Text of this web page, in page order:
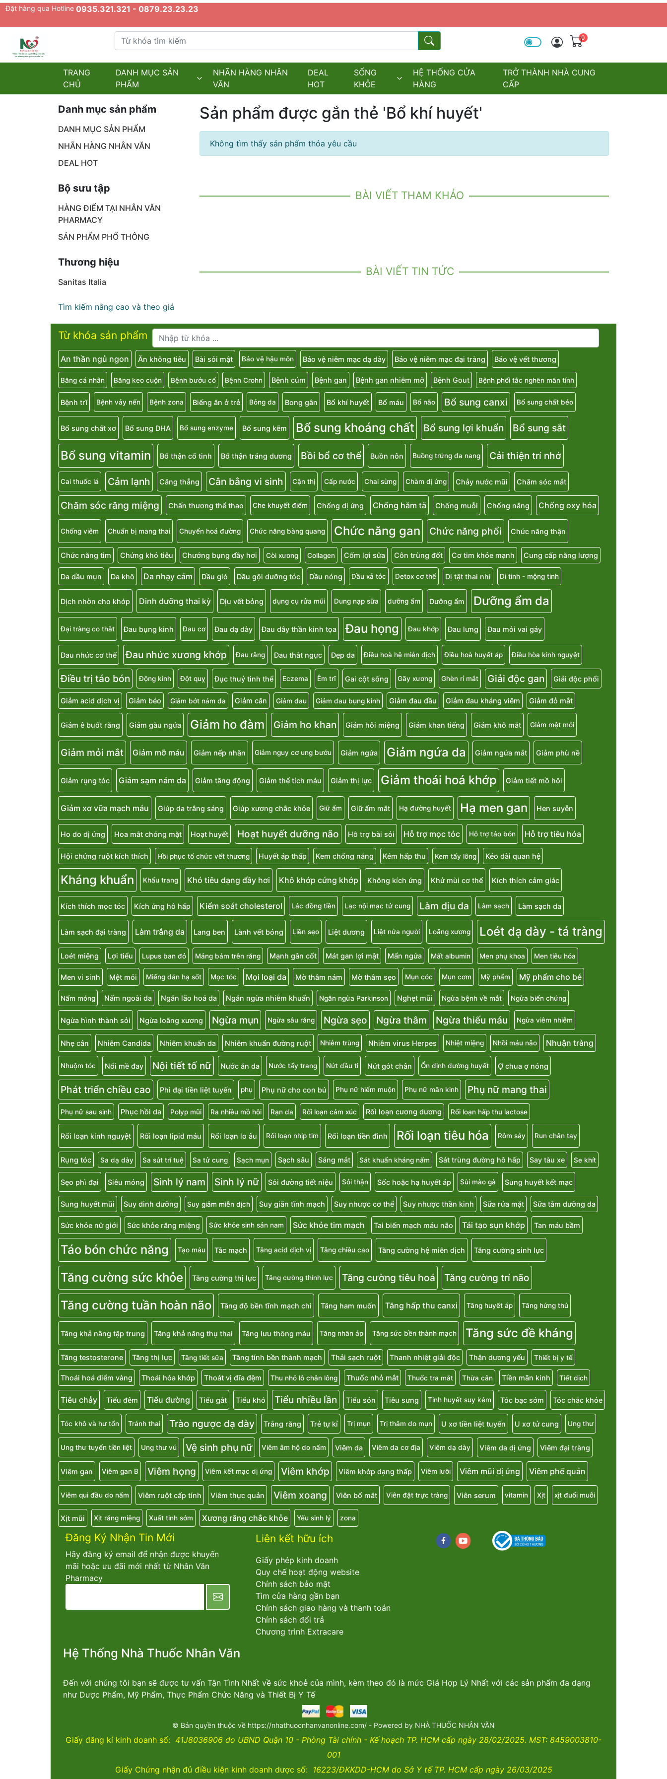
Đặt hàng qua Hotline 0935.321.321 - 0879.23.23.23
admin.configuration.shipping.providers.fields.logo
Từ khóa tìm kiếm
Từ khóa tìm kiếm
0
TRANG
CHỦ
DANH MỤC SẢN
PHẨM
NHÃN HÀNG NHÂN
VĂN
DEAL
HOT
SỐNG
KHỎE
HỆ THỐNG CỬA
HÀNG
TRỞ THÀNH NHÀ CUNG
CẤP
Sản phẩm được gắn thẻ 'Bổ khí huyết'
Không tìm thấy sản phẩm thỏa yêu cầu
BÀI VIẾT THAM KHẢO
BÀI VIẾT TIN TỨC
Danh mục sản phẩm
DANH MỤC SẢN PHẨM
NHÃN HÀNG NHÂN VĂN
DEAL HOT
Bộ sưu tập
HÀNG ĐIỂM TẠI NHÂN VĂN
PHARMACY
SẢN PHẨM PHỔ THÔNG
Thương hiệu
Sanitas Italia
Tìm kiếm nâng cao và theo giá
Từ khóa sản phẩm
An thần ngủ ngon Ăn không tiêu Bài sỏi mật Bảo vệ hậu môn Bảo vệ niêm mạc dạ dày Bảo vệ niêm mạc đại tràng Bảo vệ vết thương
Băng cá nhân Băng keo cuộn Bệnh bướu cổ Bệnh Crohn Bệnh cúm Bệnh gan Bệnh gan nhiễm mỡ Bệnh Gout Bệnh phổi tắc nghẽn mãn tính
Bệnh trĩ Bệnh vảy nến Bệnh zona Biếng ăn ở trẻ Bỏng da Bong gân Bổ khí huyết Bổ máu Bổ não Bổ sung canxi Bổ sung chất béo
Bổ sung chất xơ Bổ sung DHA Bổ sung enzyme Bổ sung kẽm Bổ sung khoáng chất Bổ sung lợi khuẩn Bổ sung sắt
Bổ sung vitamin Bổ thận cố tinh Bổ thận tráng dương Bồi bổ cơ thể Buồn nôn Buồng trứng đa nang Cải thiện trí nhớ
Cai thuốc lá Cảm lạnh Căng thẳng Cân bằng vi sinh Cận thị Cấp nước Chai sừng Chàm dị ứng Chảy nước mũi Chăm sóc mắt
Chăm sóc răng miệng Chấn thương thể thao Che khuyết điểm Chống dị ứng Chống hăm tã Chống muỗi Chống nắng Chống oxy hóa
Chống viêm Chuẩn bị mang thai Chuyển hoá đường Chức năng bàng quang Chức năng gan Chức năng phổi Chức năng thận
Chức năng tim Chứng khó tiêu Chướng bụng đầy hơi Còi xương Collagen Cốm lợi sữa Côn trùng đốt Cơ tim khỏe mạnh Cung cấp năng lượng
Da dầu mụn Da khô Da nhạy cảm Dầu gió Dầu gội dưỡng tóc Dầu nóng Dầu xả tóc Detox cơ thể Dị tật thai nhi Di tinh - mộng tinh
Dịch nhờn cho khớp Dinh dưỡng thai kỳ Dịu vết bỏng dụng cụ rửa mũi Dung nạp sữa dưỡng ẩm Dưỡng ẩm Dưỡng ẩm da
Đại tràng co thắt Đau bụng kinh Đau cơ Đau dạ dày Đau dây thần kinh tọa Đau họng Đau khớp Đau lưng Đau mỏi vai gáy
Đau nhức cơ thể Đau nhức xương khớp Đau răng Đau thắt ngực Đẹp da Điều hoà hệ miễn dịch Điều hoà huyết áp Điều hòa kinh nguyệt
Điều trị táo bón Động kinh Đột quỵ Đục thuỷ tinh thể Eczema Êm trĩ Gai cột sống Gãy xương Ghèn rỉ mắt Giải độc gan Giải độc phổi
Giảm acid dịch vị Giảm béo Giảm bớt nám da Giảm cân Giảm đau Giảm đau bụng kinh Giảm đau đầu Giảm đau kháng viêm Giảm đỏ mắt
Giảm ê buốt răng Giảm gàu ngứa Giảm ho đàm Giảm ho khan Giảm hôi miệng Giảm khan tiếng Giảm khô mắt Giảm mệt mỏi
Giảm mỏi mắt Giảm mỡ máu Giảm nếp nhăn Giảm nguy cơ ung bướu Giảm ngứa Giảm ngứa da Giảm ngứa mắt Giảm phù nề
Giảm rụng tóc Giảm sạm nám da Giảm tăng động Giảm thể tích máu Giảm thị lực Giảm thoái hoá khớp Giảm tiết mồ hôi
Giảm xơ vữa mạch máu Giúp da trắng sáng Giúp xương chắc khỏe Giữ ẩm Giữ ẩm mắt Hạ đường huyết Hạ men gan Hen suyễn
Ho do dị ứng Hoa mắt chóng mặt Hoạt huyết Hoạt huyết dưỡng não Hỗ trợ bài sỏi Hỗ trợ mọc tóc Hỗ trợ táo bón Hỗ trợ tiêu hóa
Hội chứng ruột kích thích Hồi phục tổ chức vết thương Huyết áp thấp Kem chống nắng Kém hấp thu Kem tẩy lông Kéo dài quan hệ
Kháng khuẩn Khẩu trang Khó tiêu dạng đầy hơi Khô khớp cứng khớp Không kích ứng Khử mùi cơ thể Kích thích cảm giác
Kích thích mọc tóc Kích ứng hô hấp Kiểm soát cholesterol Lác đồng tiền Lạc nội mạc tử cung Làm dịu da Làm sạch Làm sạch da
Làm sạch đại tràng Làm trắng da Lang ben Lành vết bỏng Liền sẹo Liệt dương Liệt nửa người Loãng xương Loét dạ dày - tá tràng
Loét miệng Lợi tiểu Lupus ban đỏ Mảng bám trên răng Mạnh gân cốt Mát gan lợi mật Mẩn ngứa Mất albumin Men phụ khoa Men tiêu hóa
Men vi sinh Mệt mỏi Miếng dán hạ sốt Mọc tóc Mọi loại da Mờ thâm nám Mờ thâm sẹo Mụn cóc Mụn cơm Mỹ phẩm Mỹ phẩm cho bé
Nấm móng Nấm ngoài da Ngăn lão hoá da Ngăn ngừa nhiễm khuẩn Ngăn ngừa Parkinson Nghẹt mũi Ngừa bệnh về mắt Ngừa biến chứng
Ngừa hình thành sỏi Ngừa loãng xương Ngừa mụn Ngừa sâu răng Ngừa sẹo Ngừa thâm Ngừa thiếu máu Ngừa viêm nhiễm
Nhẹ cân Nhiễm Candida Nhiễm khuẩn da Nhiễm khuẩn đường ruột Nhiễm trùng Nhiễm virus Herpes Nhiệt miệng Nhồi máu não Nhuận tràng
Nhuộm tóc Nổi mề đay Nội tiết tố nữ Nước ăn da Nước tẩy trang Nứt đầu ti Nứt gót chân Ổn định đường huyết Ợ chua ợ nóng
Phát triển chiều cao Phì đại tiền liệt tuyến phụ Phụ nữ cho con bú Phụ nữ hiếm muộn Phụ nữ mãn kinh Phụ nữ mang thai
Phụ nữ sau sinh Phục hồi da Polyp mũi Ra nhiều mồ hôi Rạn da Rối loạn cảm xúc Rối loạn cương dương Rối loạn hấp thu lactose
Rối loạn kinh nguyệt Rối loạn lipid máu Rối loạn lo âu Rối loạn nhịp tim Rối loạn tiền đình Rối loạn tiêu hóa Rôm sảy Run chân tay
Rụng tóc Sa dạ dày Sa sút trí tuệ Sa tử cung Sạch mụn Sạch sâu Sáng mắt Sát khuẩn kháng nấm Sát trùng đường hô hấp Say tàu xe Se khít
Sẹo phì đại Siêu mỏng Sinh lý nam Sinh lý nữ Sỏi đường tiết niệu Sỏi thận Sốc hoặc hạ huyết áp Sùi mào gà Sung huyết kết mạc
Sung huyết mũi Suy dinh dưỡng Suy giảm miễn dịch Suy giãn tĩnh mạch Suy nhược cơ thể Suy nhược thần kinh Sữa rửa mặt Sữa tắm dưỡng da
Sức khỏe nữ giới Sức khỏe răng miệng Sức khỏe sinh sản nam Sức khỏe tim mạch Tai biến mạch máu não Tái tạo sụn khớp Tan máu bầm
Táo bón chức năng Tạo máu Tắc mạch Tăng acid dịch vị Tăng chiều cao Tăng cường hệ miễn dịch Tăng cường sinh lực
Tăng cường sức khỏe Tăng cường thị lực Tăng cường thính lực Tăng cường tiêu hoá Tăng cường trí não
Tăng cường tuần hoàn não Tăng độ bền tĩnh mạch chi Tăng ham muốn Tăng hấp thu canxi Tăng huyết áp Tăng hứng thú
Tăng khả năng tập trung Tăng khả năng thụ thai Tăng lưu thông máu Tăng nhãn áp Tăng sức bền thành mạch Tăng sức đề kháng
Tăng testosterone Tăng thị lực Tăng tiết sữa Tăng tính bền thành mạch Thải sạch ruột Thanh nhiệt giải độc Thận dương yếu Thiết bị y tế
Thoái hoá điểm vàng Thoái hóa khớp Thoát vị đĩa đệm Thu nhỏ lỗ chân lông Thuốc nhỏ mắt Thuốc tra mắt Thừa cân Tiền mãn kinh Tiết dịch
Tiêu chảy Tiểu đêm Tiểu đường Tiểu gắt Tiểu khó Tiểu nhiều lần Tiểu són Tiêu sưng Tinh huyết suy kém Tóc bạc sớm Tóc chắc khỏe
Tóc khô và hư tổn Tránh thai Trào ngược dạ dày Trắng răng Trẻ tự kỉ Trị mụn Trị thâm do mụn U xơ tiền liệt tuyến U xơ tử cung Ung thư
Ung thư tuyến tiền liệt Ung thư vú Vệ sinh phụ nữ Viêm âm hộ do nấm Viêm da Viêm da cơ địa Viêm dạ dày Viêm da dị ứng Viêm đại tràng
Viêm gan Viêm gan B Viêm họng Viêm kết mạc dị ứng Viêm khớp Viêm khớp dạng thấp Viêm lưỡi Viêm mũi dị ứng Viêm phế quản
Viêm qui đầu do nấm Viêm ruột cấp tính Viêm thực quản Viêm xoang Viên bổ mắt Viên đặt trực tràng Viên serum vitamin Xịt xịt đuổi muỗi
Xịt mũi Xịt răng miệng Xuất tinh sớm Xương răng chắc khỏe Yếu sinh lý zona
Đăng Ký Nhận Tin Mới
Hãy đăng ký email để nhận được khuyến
mãi hoặc ưu đãi mới nhất từ Nhân Văn
Pharmacy
Liên kết hữu ích
Giấy phép kinh doanh
Quy chế hoạt động website
Chính sách bảo mật
Tìm cửa hàng gần bạn
Chính sách giao hàng và thanh toán
Chính sách đổi trả
Chương trình Extracare
Facebookyoutube
Hệ Thống Nhà Thuốc Nhân Văn
Đến với chúng tôi bạn sẽ được tư vấn Tận Tình Nhất về sức khoẻ của mình, kèm theo đó là mức Giá Hợp Lý Nhất với các sản phẩm đa dạng
như Dược Phẩm, Mỹ Phẩm, Thực Phẩm Chức Năng và Thiết Bị Y Tế
© Bản quyền thuộc về https://nhathuocnhanvanonline.com/ - Powered by NHÀ THUỐC NHÂN VĂN
Giấy đăng kí kinh doanh số: 41J8036906 do UBND Quận 10 - Phòng Tài chính - Kế hoạch TP. HCM cấp ngày 28/02/2025. MST: 8459003810-
001
Giấy Chứng nhận đủ điều kiện kinh doanh dược số: 16223/ĐKKDD-HCM do Sở Y tế TP. HCM cấp ngày 26/03/2025